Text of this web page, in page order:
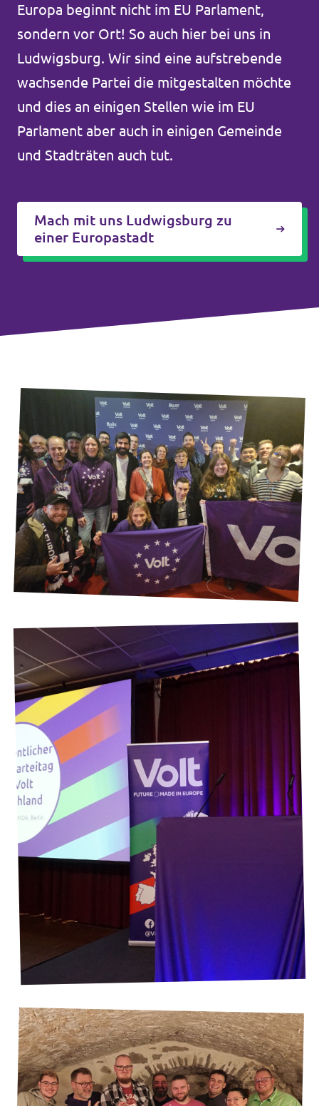
Unsere Events
Mache bei uns mit!
Unsere Teams in BW
Impressum
Europa beginnt nicht im EU Parlament,
sondern vor Ort! So auch hier bei uns in
Ludwigsburg. Wir sind eine aufstrebende
wachsende Partei die mitgestalten möchte
und dies an einigen Stellen wie im EU
Parlament aber auch in einigen Gemeinde
und Stadträten auch tut.
Mach mit uns Ludwigsburg zu
einer Europastadt